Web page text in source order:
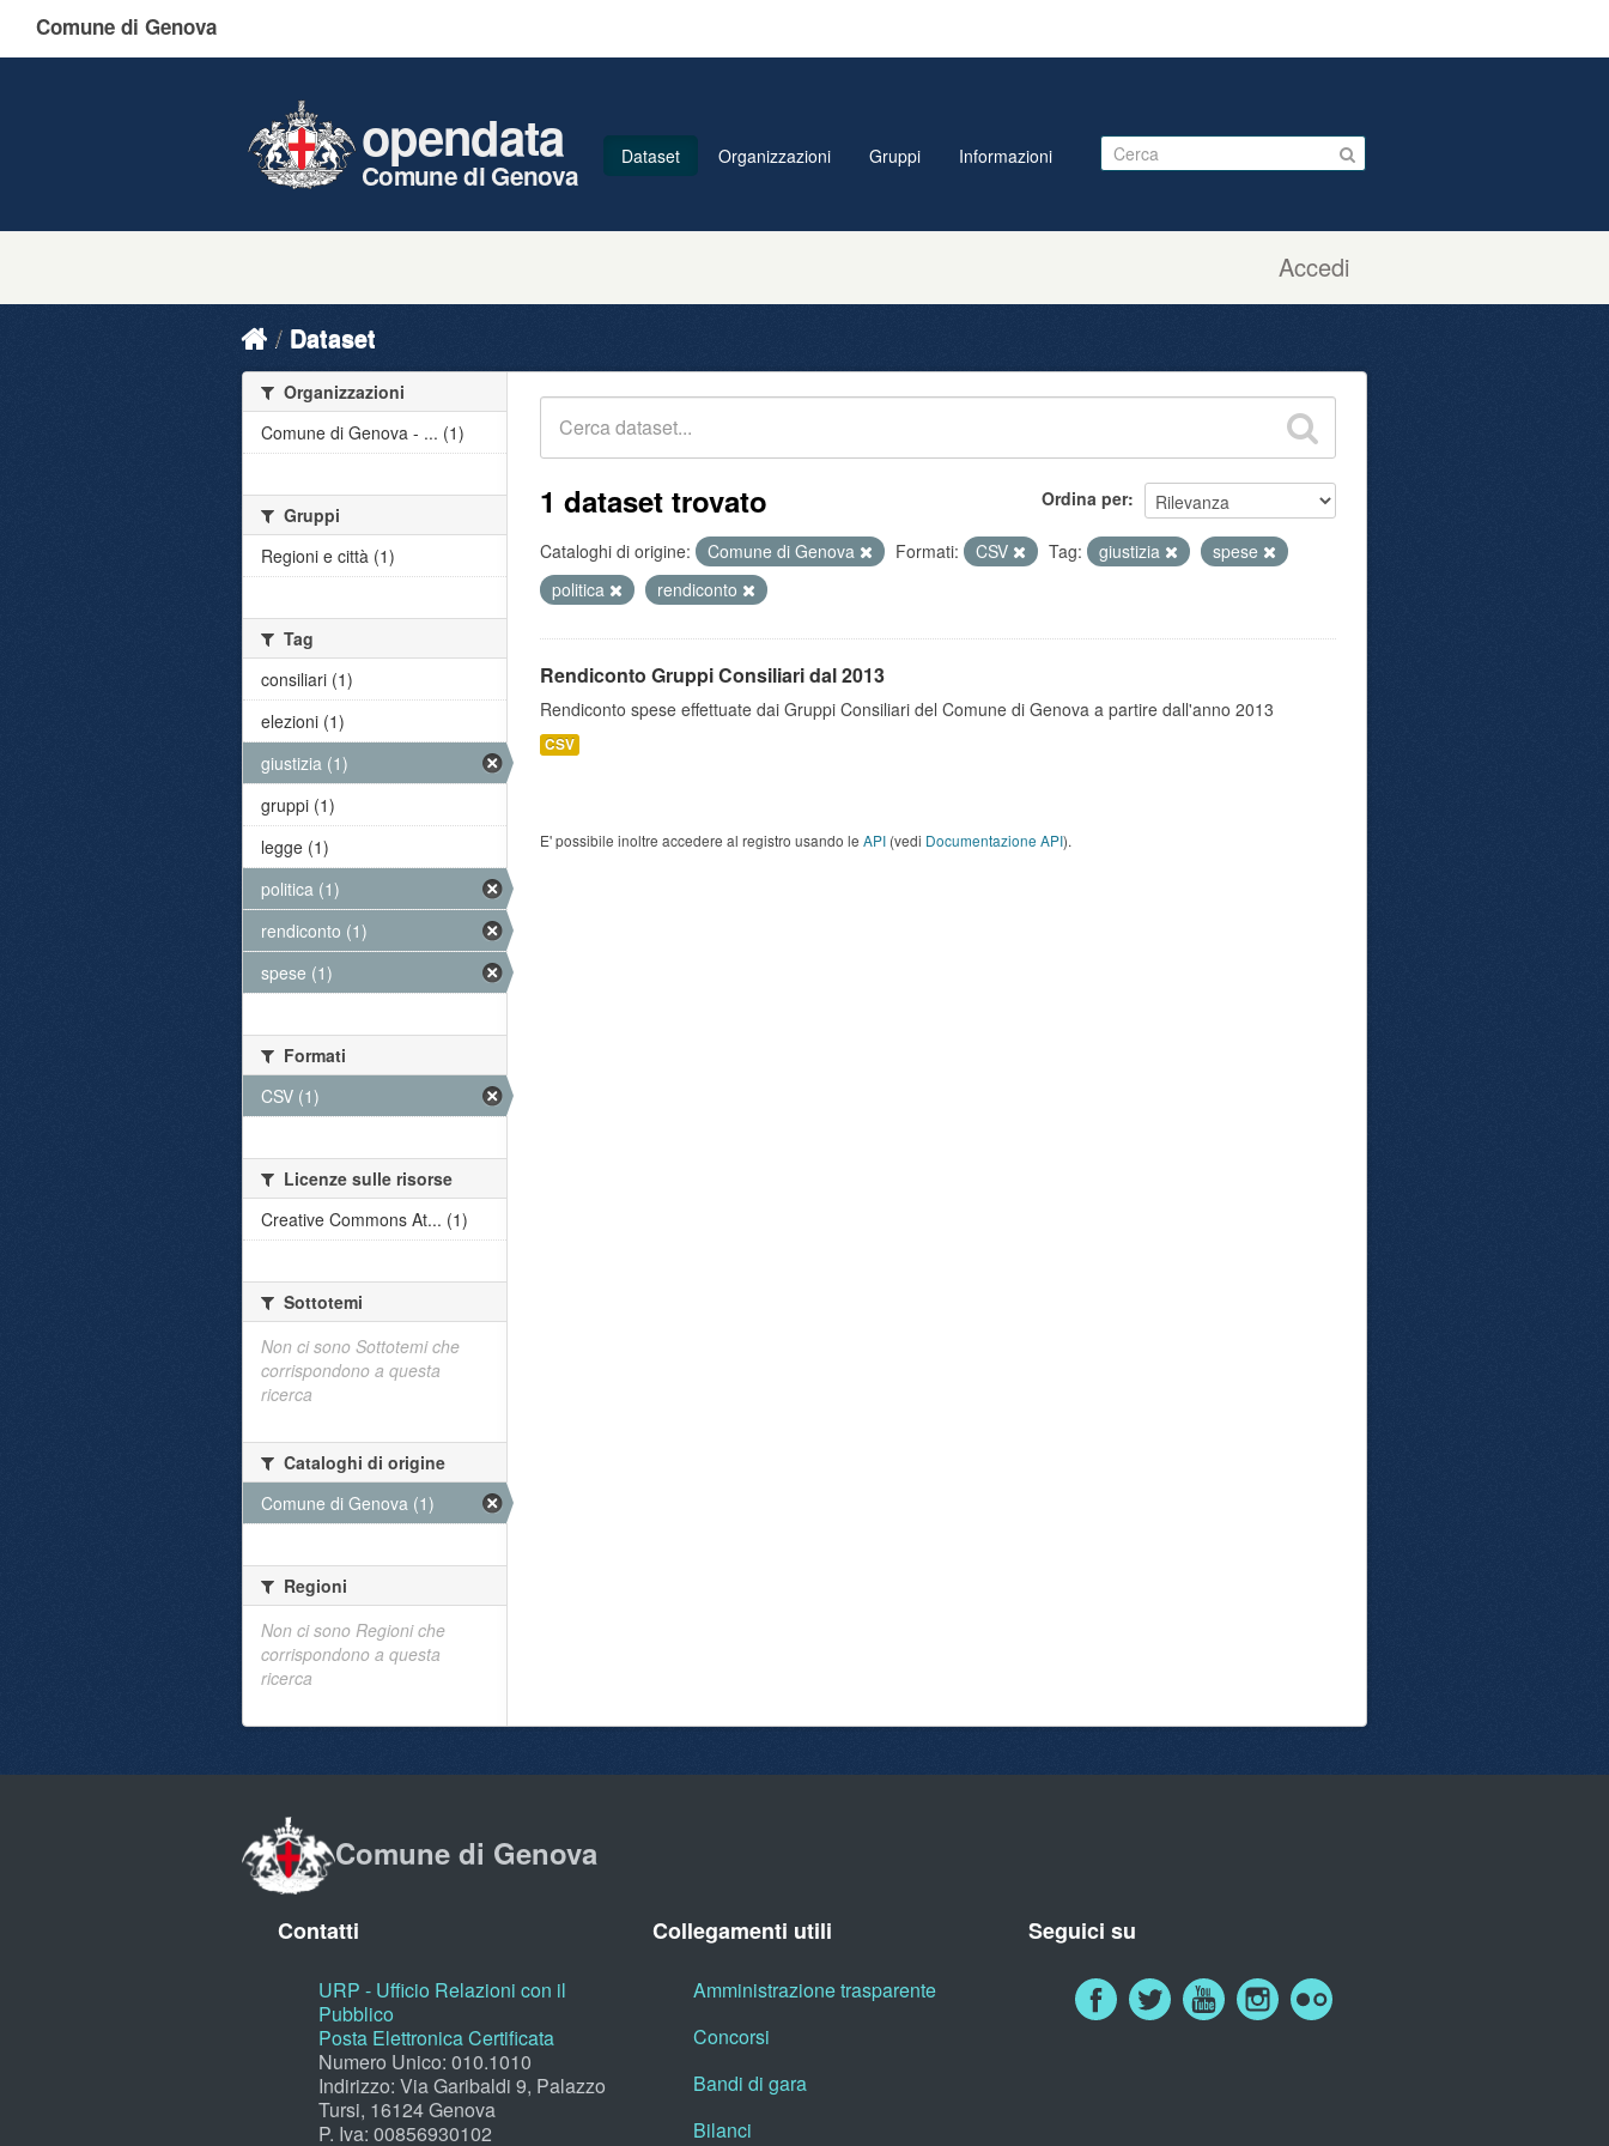
Comune di Genova
Accedi
opendata
Comune di Genova
Dataset Organizzazioni Gruppi Informazioni
Dataset
Ordina per
1 dataset trovato
Cataloghi di origine: Comune di Genova Formati: CSV Tag: giustizia
spese
politica
rendiconto
Rendiconto Gruppi Consiliari dal 2013
Rendiconto spese effettuate dai Gruppi Consiliari del Comune di Genova a partire dall'anno 2013
CSV
E' possibile inoltre accedere al registro usando le API (vedi Documentazione API).
Organizzazioni
Comune di Genova - ... (1)
Gruppi
Regioni e città (1)
Tag
consiliari (1)
elezioni (1)
giustizia (1)
gruppi (1)
legge (1)
politica (1)
rendiconto (1)
spese (1)
Formati
CSV (1)
Licenze sulle risorse
Creative Commons At... (1)
Sottotemi
Non ci sono Sottotemi che
corrispondono a questa
ricerca
Cataloghi di origine
Comune di Genova (1)
Regioni
Non ci sono Regioni che
corrispondono a questa
ricerca
Comune di Genova
Contatti
URP - Ufficio Relazioni con il
Pubblico
Posta Elettronica Certificata
Numero Unico: 010.1010
Indirizzo: Via Garibaldi 9, Palazzo
Tursi, 16124 Genova
P. Iva: 00856930102
Collegamenti utili
Amministrazione trasparente
Concorsi
Bandi di gara
Bilanci
Seguici su